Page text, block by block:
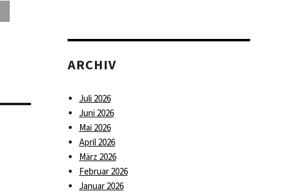
ARCHIV
Juli 2026
Juni 2026
Mai 2026
April 2026
März 2026
Februar 2026
Januar 2026